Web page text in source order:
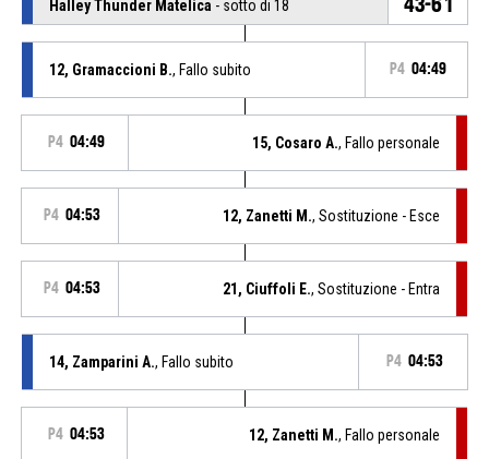
Halley Thunder Matelica - sotto di 18
12, Gramaccioni B., Fallo subito P4 04:49
P4 04:49 15, Cosaro A., Fallo personale
P4 04:53 12, Zanetti M., Sostituzione - Esce
P4 04:53 21, Ciuffoli E., Sostituzione - Entra
14, Zamparini A., Fallo subito P4 04:53
P4 04:53 12, Zanetti M., Fallo personale